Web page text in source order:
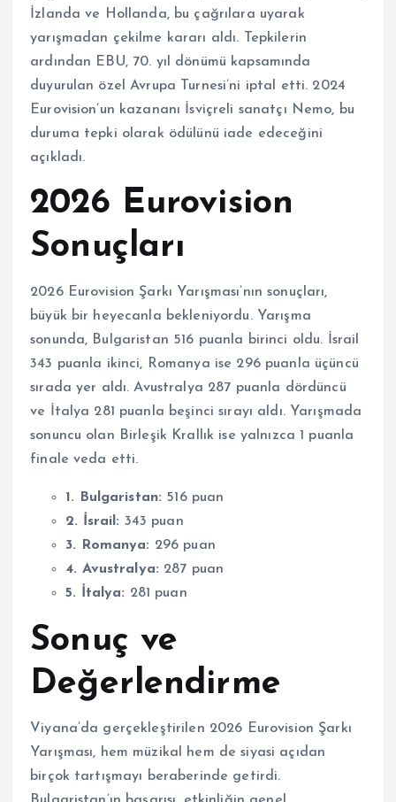
İzlanda ve Hollanda, bu çağrılara uyarak
yarışmadan çekilme kararı aldı. Tepkilerin
ardından EBU, 70. yıl dönümü kapsamında
duyurulan özel Avrupa Turnesi’ni iptal etti. 2024
Eurovision’un kazananı İsviçreli sanatçı Nemo, bu
duruma tepki olarak ödülünü iade edeceğini
açıkladı.
2026 Eurovision
Sonuçları
2026 Eurovision Şarkı Yarışması’nın sonuçları,
büyük bir heyecanla bekleniyordu. Yarışma
sonunda, Bulgaristan 516 puanla birinci oldu. İsrail
343 puanla ikinci, Romanya ise 296 puanla üçüncü
sırada yer aldı. Avustralya 287 puanla dördüncü
ve İtalya 281 puanla beşinci sırayı aldı. Yarışmada
sonuncu olan Birleşik Krallık ise yalnızca 1 puanla
finale veda etti.
1. Bulgaristan: 516 puan
2. İsrail: 343 puan
3. Romanya: 296 puan
4. Avustralya: 287 puan
5. İtalya: 281 puan
Sonuç ve
Değerlendirme
Viyana’da gerçekleştirilen 2026 Eurovision Şarkı
Yarışması, hem müzikal hem de siyasi açıdan
birçok tartışmayı beraberinde getirdi.